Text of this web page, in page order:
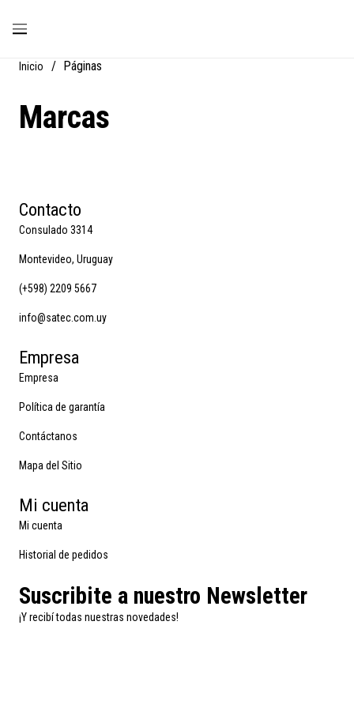
Inicio / Páginas
Marcas
Contacto
Consulado 3314
Montevideo, Uruguay
(+598) 2209 5667
info@satec.com.uy
Empresa
Empresa
Política de garantía
Contáctanos
Mapa del Sitio
Mi cuenta
Mi cuenta
Historial de pedidos
Suscribite a nuestro Newsletter
¡Y recibí todas nuestras novedades!